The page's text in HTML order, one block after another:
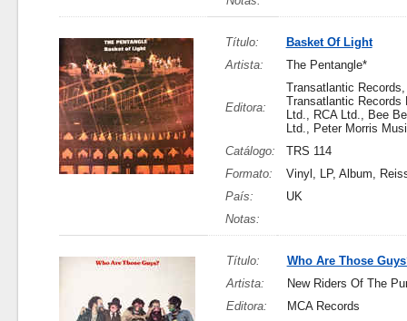
Título:
Basket Of Light
Artista:
The Pentangle*
Editora:
Transatlantic Records,
Transatlantic Records
Ltd., RCA Ltd., Bee
Ltd., Peter Morris
Catálogo:
TRS 114
Formato:
Vinyl, LP, Album,
País:
UK
Notas:
Título:
Who Are Those
Artista:
New Riders Of The
Editora:
MCA Records